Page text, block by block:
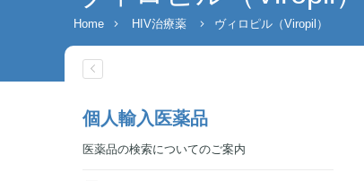
Home HIV治療薬 ヴィロピル（Viropil）
個人輸入医薬品
医薬品の検索についてのご案内